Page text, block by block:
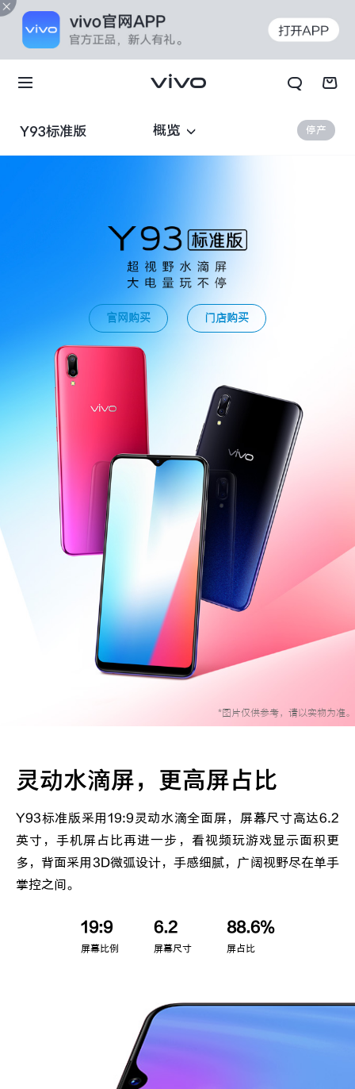
X70t X70 Pro+
X70 Pro X70
X60 曲屏版
对比X机型
S12 Pro
S10e S10系列
S9 S9e
S7e
全部S机型
全部T机型 对比T机型
Y76s Y55s
Y32
iQOO 9 Pro iQOO 9
iQOO Neo5 SE
iQOO U5 iQOO Z5x
vivo WATCH 2 vivo TWS 2
Y93标准版 停产
概览
官网购买 门店购买
*图片仅供参考，请以实物为准。
灵动水滴屏， 更高屏占比
Y93标准版采用19:9灵动水滴全面屏，屏幕尺寸高达6.2
英寸，手机屏占比再进一步，看视频玩游戏显示面积更
多，背面采用3D微弧设计，手感细腻，广阔视野尽在单手
掌控之间。
19:9
屏幕比例
6.2
屏幕尺寸
88.6%
屏占比